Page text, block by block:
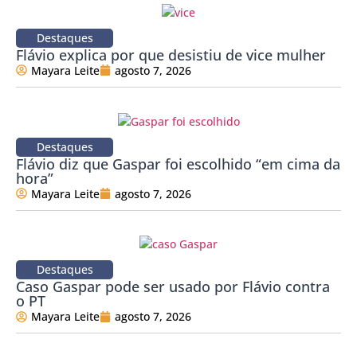
Destaques
Flávio explica por que desistiu de vice mulher
Mayara Leite agosto 7, 2026
Destaques
Flávio diz que Gaspar foi escolhido “em cima da
hora”
Mayara Leite agosto 7, 2026
Destaques
Caso Gaspar pode ser usado por Flávio contra
o PT
Mayara Leite agosto 7, 2026